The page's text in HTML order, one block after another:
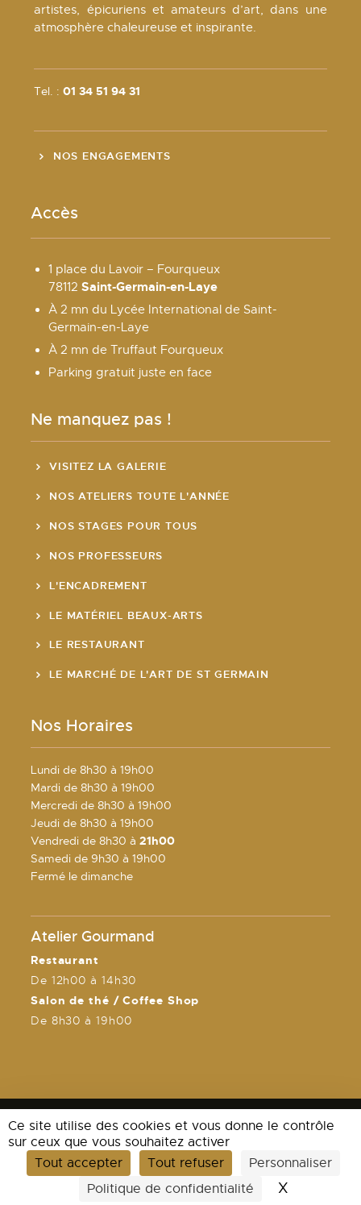
Ce site utilise des cookies et vous donne le contrôle
sur ceux que vous souhaitez activer
Tout accepter
Tout refuser
Personnaliser
Politique de confidentialité
X
artistes, épicuriens et amateurs d’art, dans une
atmosphère chaleureuse et inspirante.
Tel. :01 34 51 94 31
NOS ENGAGEMENTS
Accès
1 place du Lavoir – Fourqueux
78112Saint-Germain-en-Laye
À 2 mn du Lycée International de Saint-
Germain-en-Laye
À 2 mn de Truffaut Fourqueux
Parking gratuit juste en face
Ne manquez pas !
VISITEZ LA GALERIE
NOS ATELIERS TOUTE L'ANNÉE
NOS STAGES POUR TOUS
NOS PROFESSEURS
L'ENCADREMENT
LE MATÉRIEL BEAUX-ARTS
LE RESTAURANT
LE MARCHÉ DE L'ART DE ST GERMAIN
Nos Horaires
Lundi de 8h30 à 19h00
Mardi de 8h30 à 19h00
Mercredi de 8h30 à 19h00
Jeudi de 8h30 à 19h00
Vendredi de 8h30 à 21h00
Samedi de 9h30 à 19h00
Fermé le dimanche
Atelier Gourmand
Restaurant
De 12h00 à 14h30
Salon de thé / Coffee Shop
De 8h30 à 19h00
Mentions légales